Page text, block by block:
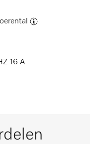
16 A